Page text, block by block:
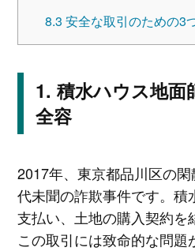
8.3 安全な取引のための3
積水ハウス地面
全容
2017年、東京都品川区の
代未聞の詐欺事件です。積
支払い、土地の購入契約を
この取引には致命的な問題